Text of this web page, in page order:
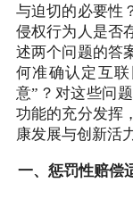
与迫切的必要性
侵权行为人是否
述两个问题的答
何准确认定互
意”？对这些问
功能的充分发挥
康发展与创新活
一、惩罚性赔偿